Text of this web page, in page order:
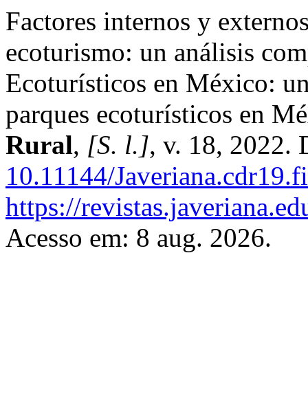
Factores internos y
ecoturismo: un análisis
Ecoturísticos en México:
parques ecoturísticos en
Rural, [S. l.], v. 18, 2022.
10.11144/
https://
Acesso em: 8 aug. 2026.